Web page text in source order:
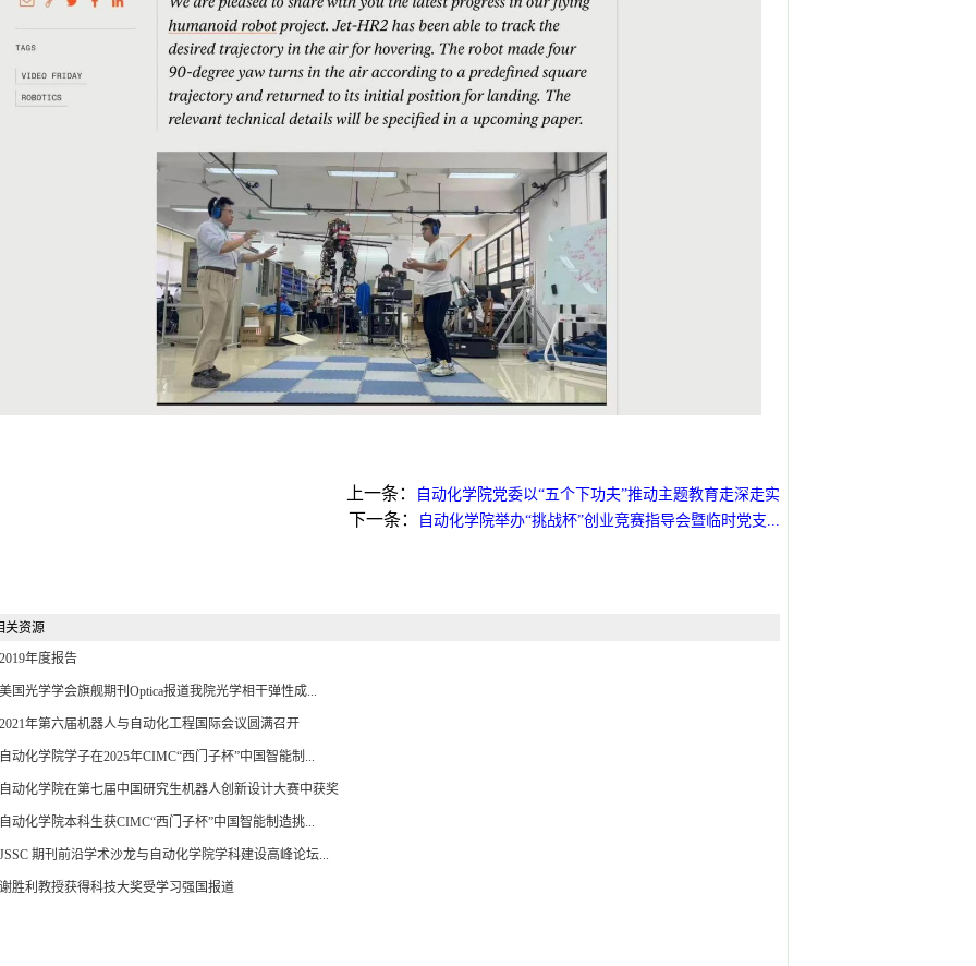
上一条： 自动化学院党委以“五个下功夫”推动主题教育走深走实
下一条： 自动化学院举办“挑战杯”创业竞赛指导会暨临时党支...
关资源
年度报告
国光学学会旗舰期刊Optica报道我院光学相干弹性成...
年第六届机器人与自动化工程国际会议圆满召开
动化学院学子在2025年CIMC“西门子杯”中国智能制...
动化学院在第七届中国研究生机器人创新设计大赛中获奖
动化学院本科生获CIMC“西门子杯”中国智能制造挑...
期刊前沿学术沙龙与自动化学院学科建设高峰论坛...
胜利教授获得科技大奖受学习强国报道